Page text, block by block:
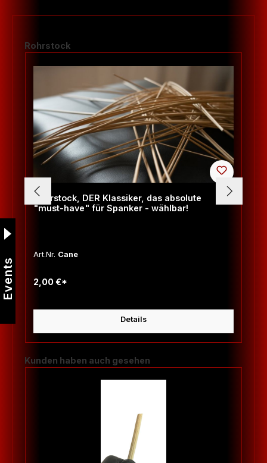
Produktgalerie überspringen
Rohrstock
Rohrstock, DER Klassiker, das absolute
"must-have" für Spanker - wählbar!
Art.Nr. Cane
2,00 €*
Details
Produktgalerie überspringen
Kunden haben auch gesehen
Events